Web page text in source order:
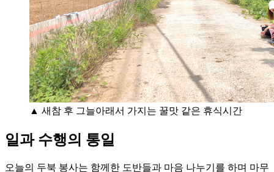
▲ 새참 후 그늘아래서 가지는 꿀맛 같은 휴식시간
일과 수행의 통일
오늘의 두북 봉사는 함께한 도반들과 마음 나누기를 하며 마무